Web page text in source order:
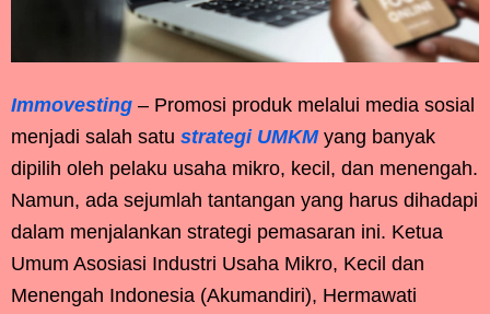
Immovesting – Promosi produk melalui media sosial
menjadi salah satu strategi UMKMyang banyak
dipilih oleh pelaku usaha mikro, kecil, dan menengah.
Namun, ada sejumlah tantangan yang harus dihadapi
dalam menjalankan strategi pemasaran ini. Ketua
Umum Asosiasi Industri Usaha Mikro, Kecil dan
Menengah Indonesia (Akumandiri), Hermawati